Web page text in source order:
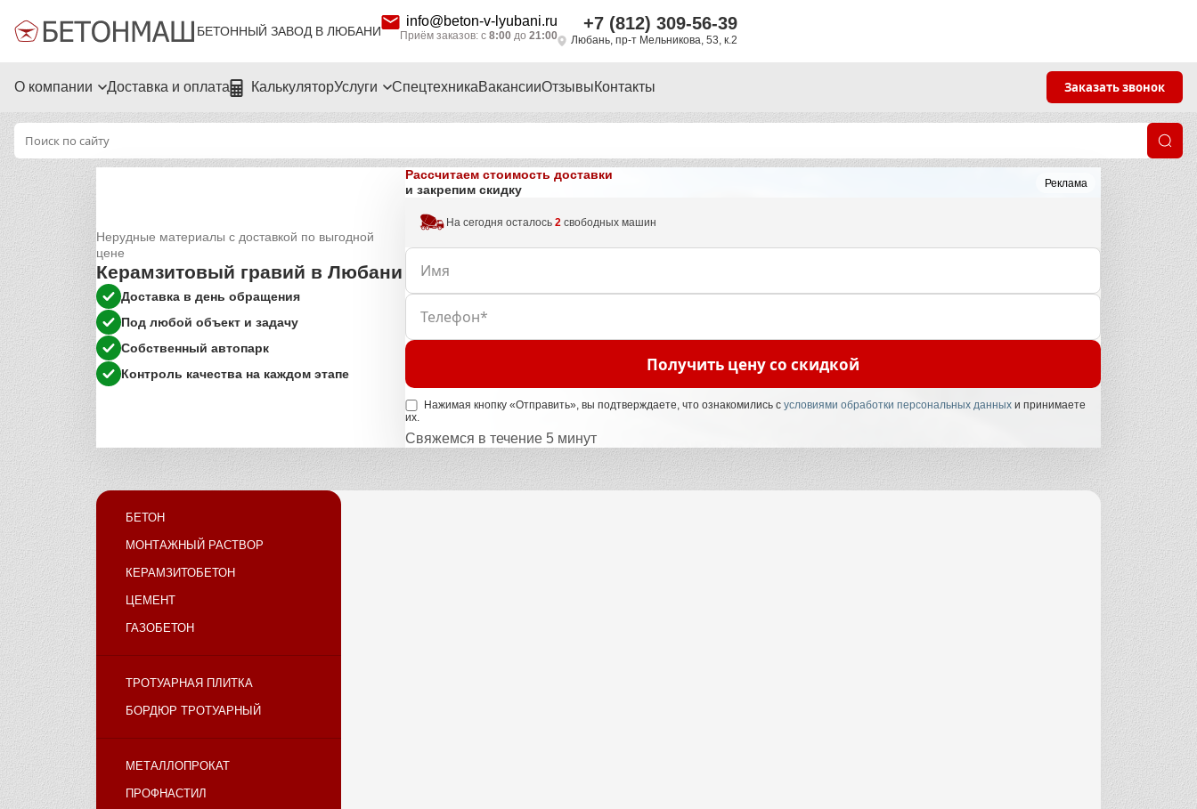
БЕТОННЫЙ ЗАВОД В ЛЮБАНИ
info@beton-v-lyubani.ru
Приём заказов: с 8:00 до 21:00
+7 (812) 309-56-39
Любань, пр-т Мельникова, 53, к.2
О компании Доставка и оплата КалькуляторУслуги СпецтехникаВакансииОтзывыКонтакты Заказать звонок
Реклама
Нерудные материалы с доставкой по выгодной
цене
Керамзитовый гравий в Любани
Доставка в день обращения
Под любой объект и задачу
Собственный автопарк
Контроль качества на каждом этапе
Рассчитаем стоимость доставки
и закрепим скидку
На сегодня осталось2 свободных машин
Получить цену со скидкой
Нажимая кнопку «Отправить», вы подтверждаете, что ознакомились с условиями обработки персональных данныхи принимаете
их.
Свяжемся в течение 5 минут
БЕТОН
МОНТАЖНЫЙ РАСТВОР
КЕРАМЗИТОБЕТОН
ЦЕМЕНТ
ГАЗОБЕТОН
ТРОТУАРНАЯ ПЛИТКА
БОРДЮР ТРОТУАРНЫЙ
МЕТАЛЛОПРОКАТ
ПРОФНАСТИЛ